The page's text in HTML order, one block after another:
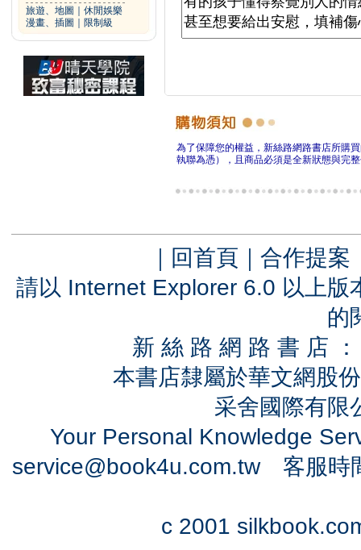
旅遊、地圖
休閒娛樂
漫畫、插圖
限制級
為了保障您的權益，新絲路網路書店所購
執聯為憑），且商品必須是全新狀態與完
｜ 回首頁 ｜ 合作提案
請以 Internet Explorer 6.0 以上
的
新 絲 路 網 路 書 店
本書店隸屬於華文網股
采舍國際有
Your Personal Knowledge
service@book4u.com.tw客服時
c 2001